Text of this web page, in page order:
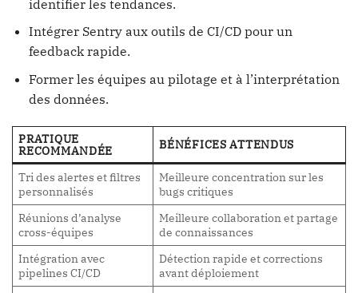
identifier les tendances.
Intégrer Sentry aux outils de CI/CD pour un
feedback rapide.
Former les équipes au pilotage et à l’interprétation
des données.
PRATIQUE
RECOMMANDÉE BÉNÉFICES ATTENDUS
Tri des alertes et filtres
personnalisés
Meilleure concentration sur les
bugs critiques
Réunions d’analyse
cross-équipes
Meilleure collaboration et partage
de connaissances
Intégration avec
pipelines CI/CD
Détection rapide et corrections
avant déploiement